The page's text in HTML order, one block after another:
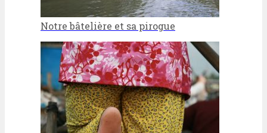
Notre bâtelière et sa pirogue